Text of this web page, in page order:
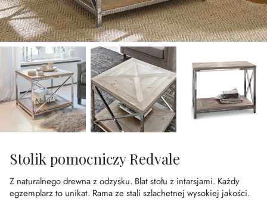
Stolik pomocniczy Redvale
Z naturalnego drewna z odzysku. Blat stołu z intarsjami. Każdy
egzemplarz to unikat. Rama ze stali szlachetnej wysokiej jakości.